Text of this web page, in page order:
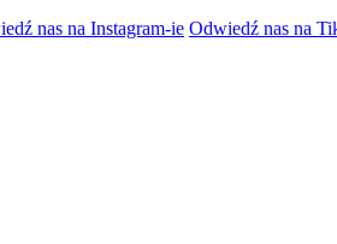
nas na Instagram-ie Odwiedź nas na